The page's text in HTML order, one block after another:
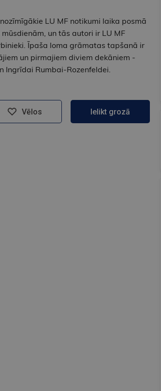
LU MF notikumi laika posmā
un tās autori ir LU MF
Īpaša loma grāmatas tapšanā ir
un pirmajiem diviem dekāniem -
Ingrīdai Rumbai-Rozenfeldei.
Vēlos Ielikt grozā